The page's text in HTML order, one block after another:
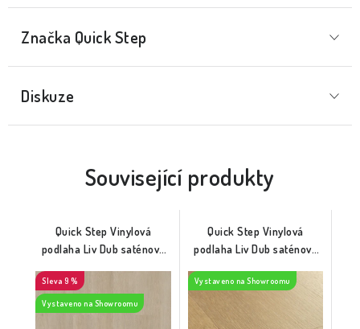
Značka Quick Step
Diskuze
Související produkty
Quick Step Vinylová
podlaha Liv Dub saténový
9 %
Vystaveno na Showroomu
Quick Step Vinylová
podlaha Liv Dub saténový
(SGSPC20311)
Vystaveno na Showroomu